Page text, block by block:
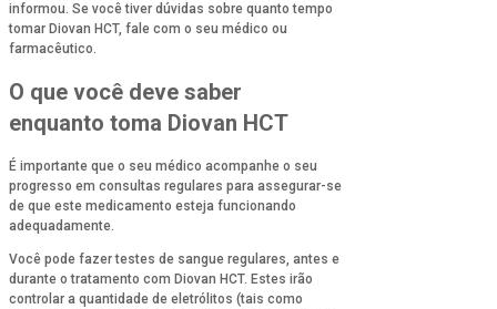
informou. Se você tiver dúvidas sobre quanto tempo
tomar Diovan HCT, fale com o seu médico ou
farmacêutico.
O que você deve saber
enquanto toma Diovan HCT
É importante que o seu médico acompanhe o seu
progresso em consultas regulares para assegurar-se
de que este medicamento esteja funcionando
adequadamente.
Você pode fazer testes de sangue regulares, antes e
durante o tratamento com Diovan HCT. Estes irão
controlar a quantidade de eletrólitos (tais como